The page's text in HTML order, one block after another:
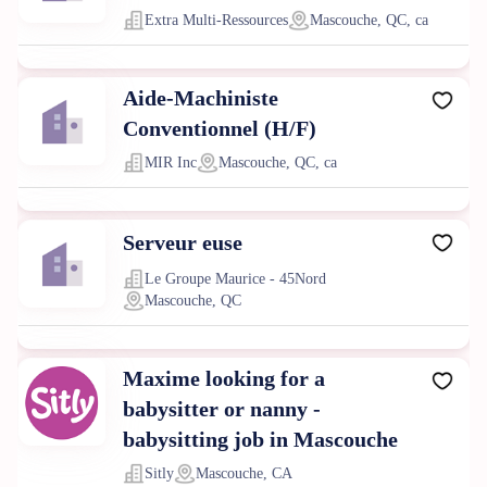
Extra Multi-Ressources Mascouche, QC, ca
Aide-Machiniste
Conventionnel (H/F)
MIR Inc Mascouche, QC, ca
Serveur euse
Le Groupe Maurice - 45Nord
Mascouche, QC
Maxime looking for a
babysitter or nanny -
babysitting job in Mascouche
Sitly Mascouche, CA